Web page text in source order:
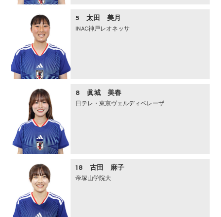
5 太田 美月
INAC神戸レオネッサ
8 眞城 美春
日テレ・東京ヴェルディベレーザ
18 古田 麻子
帝塚山学院大